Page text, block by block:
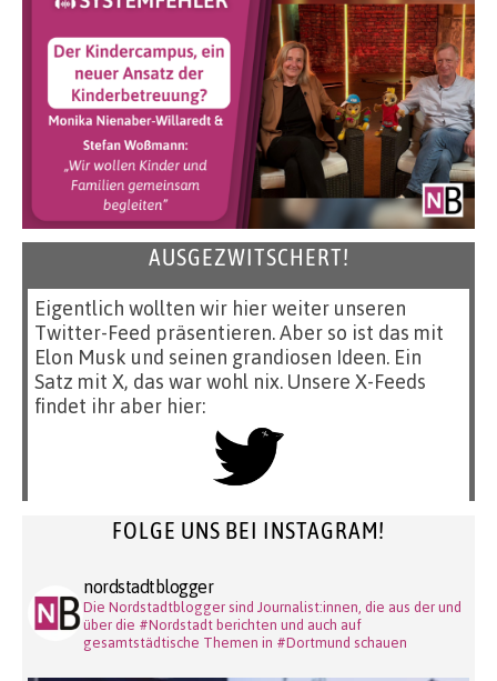
AUSGEZWITSCHERT!
Eigentlich wollten wir hier weiter unseren
Twitter-Feed präsentieren. Aber so ist das mit
Elon Musk und seinen grandiosen Ideen. Ein
Satz mit X, das war wohl nix. Unsere X-Feeds
findet ihr aber hier:
FOLGE UNS BEI INSTAGRAM!
nordstadtblogger
Die Nordstadtblogger sind Journalist:innen, die aus der und
über die #Nordstadt berichten und auch auf
gesamtstädtische Themen in #Dortmund schauen